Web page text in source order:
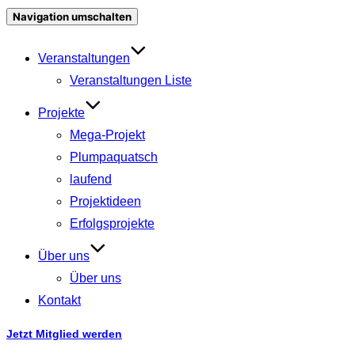
Navigation umschalten
Veranstaltungen
Veranstaltungen Liste
Projekte
Mega-Projekt
Plumpaquatsch
laufend
Projektideen
Erfolgsprojekte
Über uns
Über uns
Kontakt
Jetzt Mitglied werden